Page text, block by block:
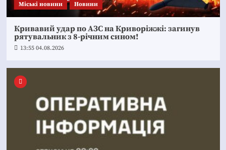
Mіські новини Новини
Кривавий удар по АЗС на Криворіжжі: загинув
рятувальник з 8-річним сином!
13:55 04.08.2026